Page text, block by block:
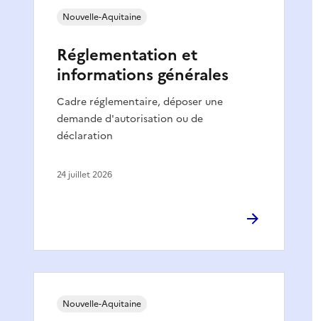
Réglementation et
informations générales
Cadre réglementaire, déposer une
demande d'autorisation ou de
déclaration
Nouvelle-Aquitaine
24 juillet 2026
Nouvelle-Aquitaine